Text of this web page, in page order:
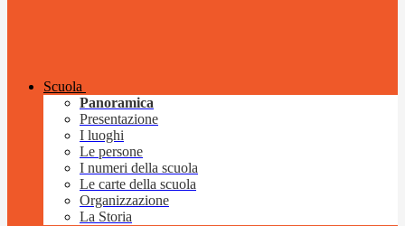
Scuola
Panoramica
Presentazione
I luoghi
Le persone
I numeri della scuola
Le carte della scuola
Organizzazione
La Storia